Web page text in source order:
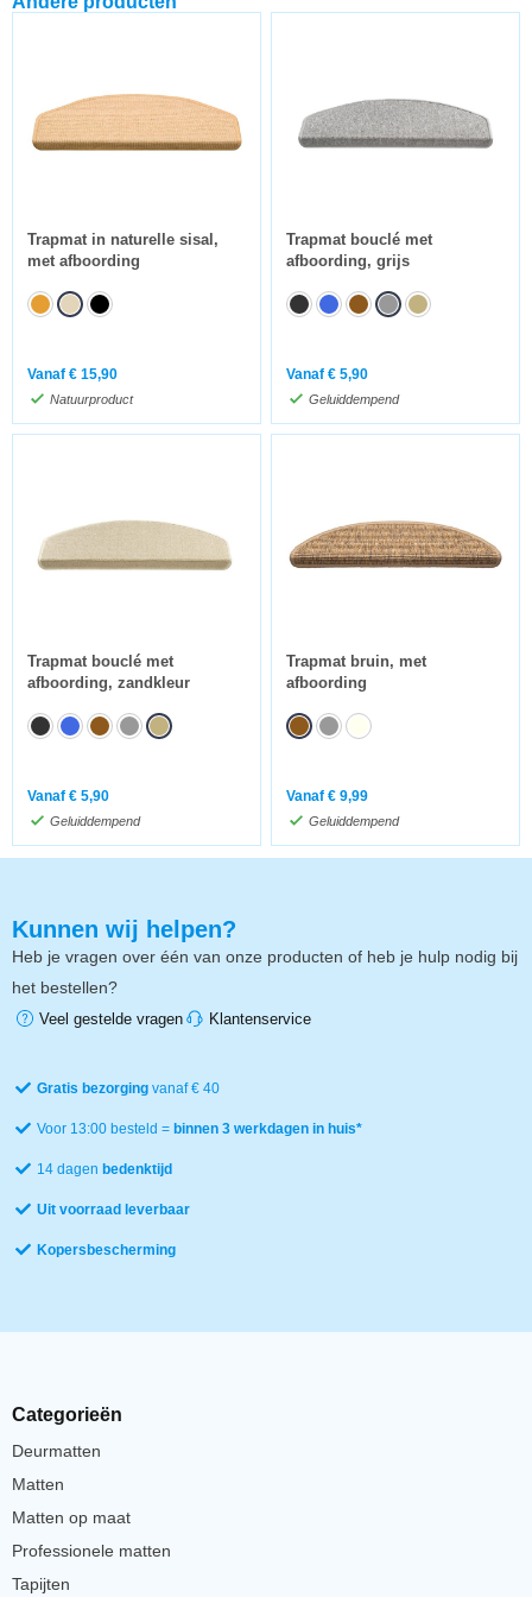
Trapmat in naturelle sisal,
met afboording
Vanaf € 15,90
Natuurproduct
Trapmat bouclé met
afboording, grijs
Vanaf € 5,90
Geluiddempend
Trapmat bouclé met
afboording, zandkleur
Vanaf € 5,90
Geluiddempend
Trapmat bruin, met
afboording
Vanaf € 9,99
Geluiddempend
Kunnen wij helpen?
Heb je vragen over één van onze producten of heb je hulp nodig bij
het bestellen?
Veel gestelde vragen Klantenservice
Gratis bezorgingvanaf € 40
Voor 13:00 besteld = binnen 3 werkdagen in huis*
14 dagen bedenktijd
Uit voorraad leverbaar
Kopersbescherming
Categorieën
Deurmatten
Matten
Matten op maat
Professionele matten
Tapijten